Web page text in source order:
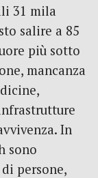
31 mila
salire a 85
più sotto
mancanza
In
sono
persone,